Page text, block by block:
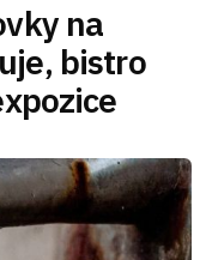
na
bistro